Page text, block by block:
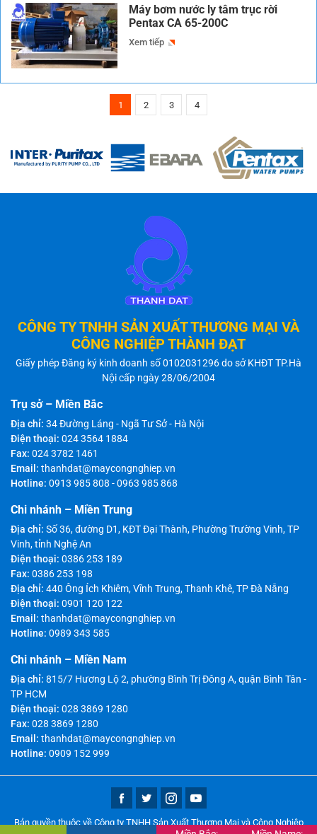
Máy bơm nước ly tâm trục rời
Pentax CA 65-200C
Xem tiếp
1 2 3 4
CÔNG TY TNHH SẢN XUẤT THƯƠNG MẠI VÀ
CÔNG NGHIỆP THÀNH ĐẠT
Giấy phép Đăng ký kinh doanh số 0102031296 do sở KHĐT TP.Hà
Nội cấp ngày 28/06/2004
Trụ sở – Miền Bắc
Địa chỉ: 34 Đường Láng - Ngã Tư Sở - Hà Nội
Điện thoại: 024 3564 1884
Fax: 024 3782 1461
Email: thanhdat@maycongnghiep.vn
Hotline: 0913 985 808 -0963 985 868
Chi nhánh – Miền Trung
Địa chỉ: Số 36, đường D1, KĐT Đại Thành, Phường Trường Vinh, TP
Vinh, tỉnh Nghệ An
Điện thoại: 0386 253 189
Fax: 0386 253 198
Địa chỉ: 440 Ông Ích Khiêm, Vĩnh Trung, Thanh Khê, TP Đà Nẵng
Điện thoại: 0901 120 122
Email: thanhdat@maycongnghiep.vn
Hotline: 0989 343 585
Chi nhánh – Miền Nam
Địa chỉ: 815/7 Hương Lộ 2, phường Bình Trị Đông A, quận Bình Tân -
TP HCM
Điện thoại: 028 3869 1280
Fax: 028 3869 1280
Email: thanhdat@maycongnghiep.vn
Hotline: 0909 152 999
Bản quyền thuộc về Công ty TNHH Sản Xuất Thương Mại và Công Nghiệp